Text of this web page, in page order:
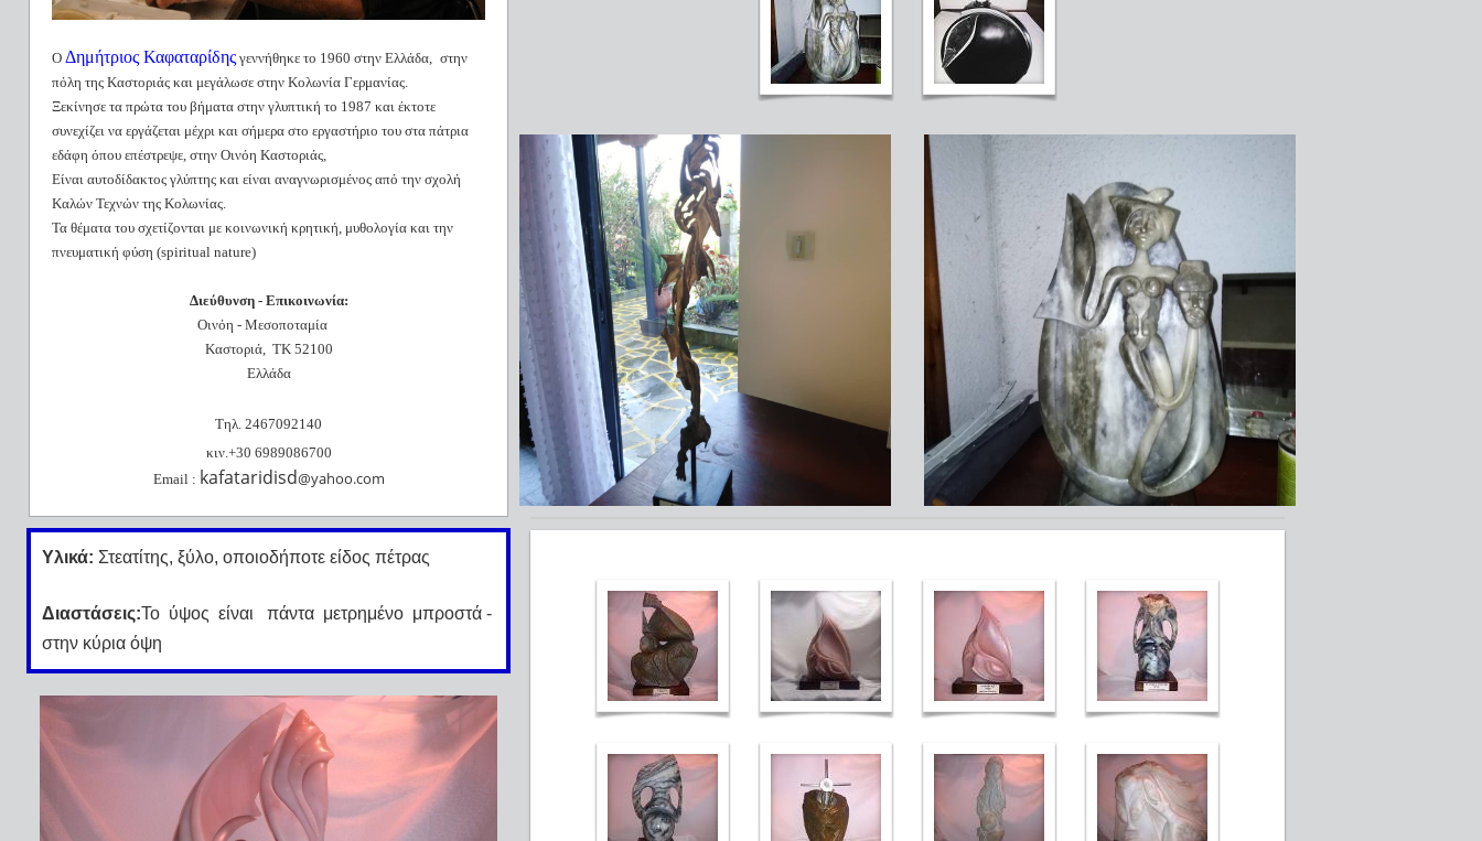
Ο Δημήτριος Καφαταρίδης γεννήθηκε το 1960 στην Ελλάδα,
στην
πόλη της Καστοριάς και μεγάλωσε στην Κολωνία Γερμανίας.
Ξεκίνησε τα πρώτα του βήματα στην γλυπτική το 1987 και έκτοτε
συνεχίζει να εργάζεται μέχρι και σήμερα στο εργαστήριο του στα πάτρια
εδάφη όπου επέστρεψε, στην Οινόη Καστοριάς,
Είναι αυτοδίδακτος γλύπτης και είναι αναγνωρισμένος από την σχολή
Καλών Τεχνών της Κολωνίας.
Τα θέματα του σχετίζονται με κοινωνική κρητική, μυθολογία και την
πνευματική φύση (spiritual nature)
Διεύθυνση - Επικοινωνία:
Οινόη - Μεσοποταμία
Καστοριά, ΤΚ 52100
Ελλάδα
Τηλ. 2467092140
κιν.+30 6989086700
Email : kafataridisd@yahoo.com
Yλικά: Στεατίτης, ξύλο, οποιοδήποτε είδος πέτρας
Διαστάσεις:Το ύψος είναι πάντα μετρημένο μπροστά -
στην κύρια όψη